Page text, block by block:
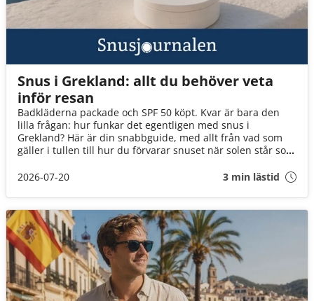
Snus i Grekland: allt du behöver veta
inför resan
Badkläderna packade och SPF 50 köpt. Kvar är bara den
lilla frågan: hur funkar det egentligen med snus i
Grekland? Här är din snabbguide, med allt från vad som
gäller i tullen till hur du förvarar snuset när solen står som
2026-07-20
3 min lästid